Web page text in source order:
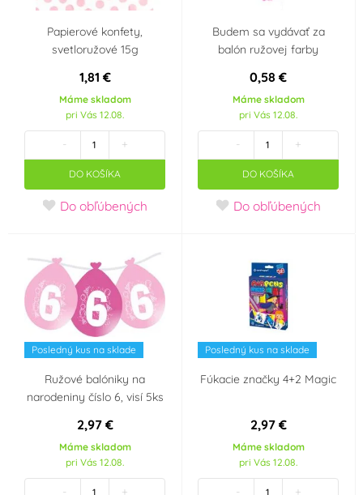
Zeelandia (0)
Bílá (19) Bordó (3)
Černá (35) Červená (43)
Fialová (15) Hnědá (4)
Modrozelená
(tyrkys) (2)
Oranžová
Průhledná (1) Růžová (39)
Stříbrná (91)
Tělová (1) Zelená (28)
Papierové konfety,
svetloružové 15g
1,81 €
Máme skladom
pri Vás 12.08.
- +
DO KOŠÍKA
Do obľúbených
Budem sa vydávať za
balón ružovej farby
0,58 €
Máme skladom
pri Vás 12.08.
- +
DO KOŠÍKA
Do obľúbených
Posledný kus na sklade
Ružové balóniky na
narodeniny číslo 6, visí 5ks
2,97 €
Máme skladom
pri Vás 12.08.
- +
Posledný kus na sklade
Fúkacie značky 4+2 Magic
2,97 €
Máme skladom
pri Vás 12.08.
- +